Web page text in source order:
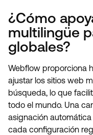
¿Cómo
multilingüe
globales?
Webflow proporciona
ajustar los sitios web
búsqueda, lo que
todo el mundo. Una
asignación
cada configuración